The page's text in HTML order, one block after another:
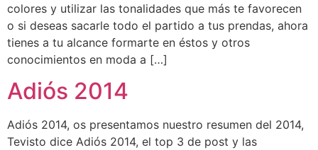
colores y utilizar las tonalidades que más te favorecen
o si deseas sacarle todo el partido a tus prendas, ahora
tienes a tu alcance formarte en éstos y otros
conocimientos en moda a […]
Adiós 2014
Adiós 2014, os presentamos nuestro resumen del 2014,
Tevisto dice Adiós 2014, el top 3 de post y las